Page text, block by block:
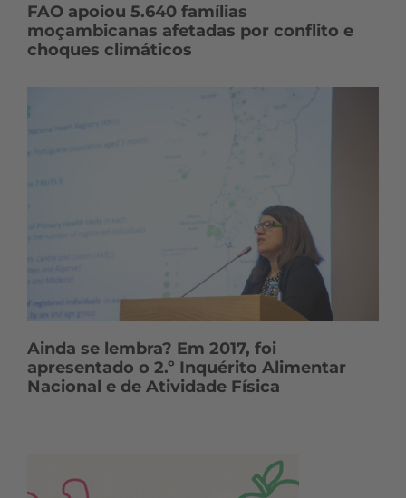
FAO apoiou 5.640 famílias
moçambicanas afetadas por conflito e
choques climáticos
Ainda se lembra? Em 2017, foi
apresentado o 2.º Inquérito Alimentar
Nacional e de Atividade Física